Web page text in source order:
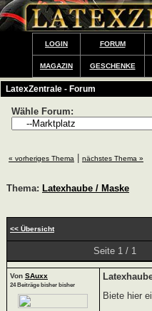
LOGIN FORUM
MAGAZIN GESCHENKE
LatexZentrale - Forum
Wähle Forum:
« vorheriges Thema nächstes Thema »
Thema: Latexhaube / Maske
<< Übersicht
Seite 1 / 1
Von SAuxx
24 Beiträge bisher bisher
Biete hier